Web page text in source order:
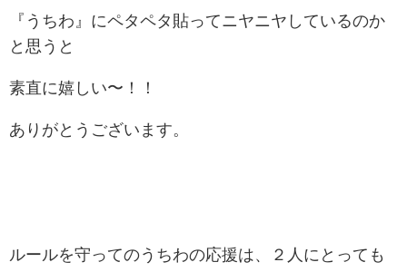
『うちわ』にペタペタ貼ってニヤニヤしているのか
と思うと
素直に嬉しい〜！！
ありがとうございます。
ルールを守ってのうちわの応援は、２人にとっても